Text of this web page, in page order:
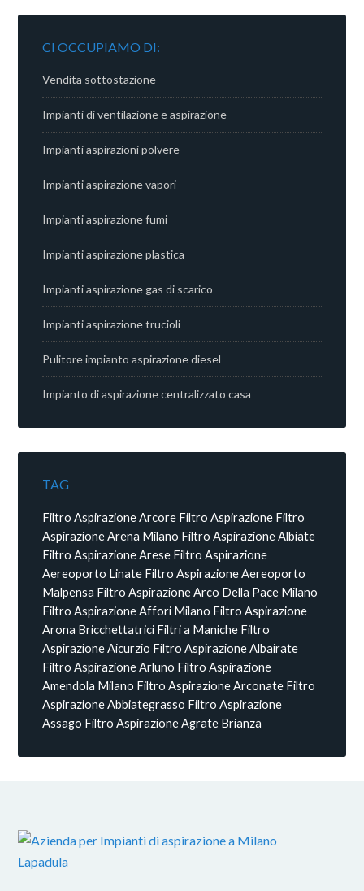
CI OCCUPIAMO DI:
Vendita sottostazione
Impianti di ventilazione e aspirazione
Impianti aspirazioni polvere
Impianti aspirazione vapori
Impianti aspirazione fumi
Impianti aspirazione plastica
Impianti aspirazione gas di scarico
Impianti aspirazione trucioli
Pulitore impianto aspirazione diesel
Impianto di aspirazione centralizzato casa
TAG
Filtro Aspirazione Arcore Filtro Aspirazione Filtro
Aspirazione Arena Milano Filtro Aspirazione Albiate
Filtro Aspirazione Arese Filtro Aspirazione
Aereoporto Linate Filtro Aspirazione Aereoporto
Malpensa Filtro Aspirazione Arco Della Pace Milano
Filtro Aspirazione Affori Milano Filtro Aspirazione
Arona Bricchettatrici Filtri a Maniche Filtro
Aspirazione Aicurzio Filtro Aspirazione Albairate
Filtro Aspirazione Arluno Filtro Aspirazione
Amendola Milano Filtro Aspirazione Arconate Filtro
Aspirazione Abbiategrasso Filtro Aspirazione
Assago Filtro Aspirazione Agrate Brianza